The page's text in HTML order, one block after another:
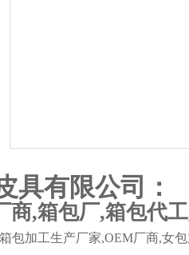
具有限公司：
商,箱包厂,箱包代
加工生产厂家,OEM厂商,女